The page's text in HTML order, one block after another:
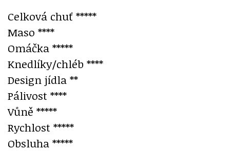
Celková chuť *****
Maso ****
Omáčka *****
Knedlíky/chléb ****
Design jídla **
Pálivost ****
Vůně *****
Rychlost *****
Obsluha *****